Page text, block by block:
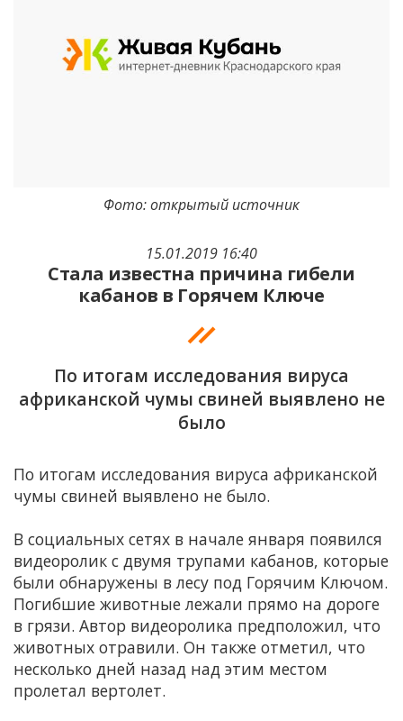
15.01.2019 16:40
Стала известна причина гибели
кабанов в Горячем Ключе
По итогам исследования вируса
африканской чумы свиней выявлено не
было
Фото: открытый источник
По итогам исследования вируса африканской
чумы свиней выявлено не было.
В социальных сетях в начале января появился
видеоролик с двумя трупами кабанов, которые
были обнаружены в лесу под Горячим Ключом.
Погибшие животные лежали прямо на дороге
в грязи. Автор видеоролика предположил, что
животных отравили. Он также отметил, что
несколько дней назад над этим местом
пролетал вертолет.